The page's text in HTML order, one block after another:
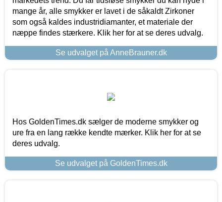
mange år, alle smykker er lavet i de såkaldt Zirkoner
som også kaldes industridiamanter, et materiale der
næppe findes stærkere. Klik her for at se deres udvalg.
Se udvalget på AnneBrauner.dk
Hos GoldenTimes.dk sælger de moderne smykker og
ure fra en lang række kendte mærker. Klik her for at se
deres udvalg.
Se udvalget på GoldenTimes.dk